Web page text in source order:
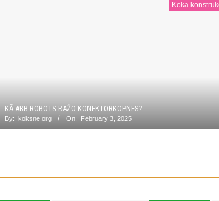
Koka
KĀ ABB ROBOTS RAŽO KONEKTORKOPNES?
By: koksne.org On: February 3, 2025